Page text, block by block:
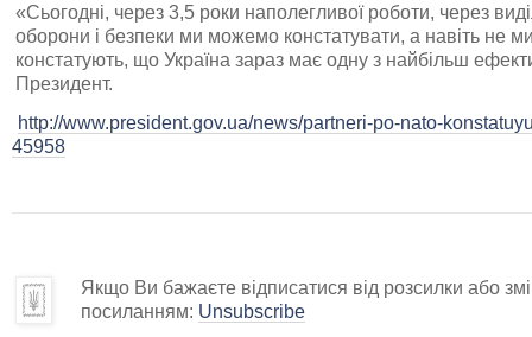
«Сьогодні, через 3,5 роки наполегливої роботи, через
оборони і безпеки ми можемо констатувати, а навіть не
констатують, що Україна зараз має одну з найбільш
Президент.
http://www.president.gov.ua/news/partneri-po-nato-
45958
Якщо Ви бажаєте відписатися від розсилки або
посиланням: Unsubscribe